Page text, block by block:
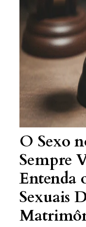
O Sexo
Sempre
Entenda
Sexuais